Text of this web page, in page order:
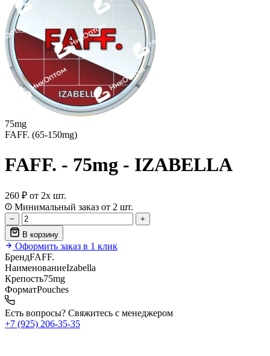
75mg
FAFF. (65-150mg)
FAFF. - 75mg - IZABELLA
260 ₽ от 2х шт.
Минимальный заказ от 2 шт.
−
+
В корзину
Оформить заказ в 1 клик
БрендFAFF.
НаименованиеIzabella
Крепость75mg
ФорматPouches
Есть вопросы? Свяжитесь с менеджером
+7 (925) 206‑35‑35